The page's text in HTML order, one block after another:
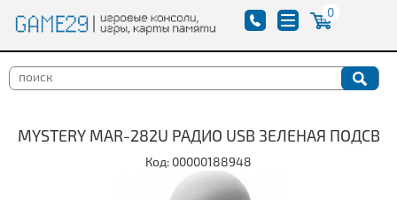
0
MYSTERY MAR-282U РАДИО USB ЗЕЛЕНАЯ ПОДСВ
Код: 00000188948